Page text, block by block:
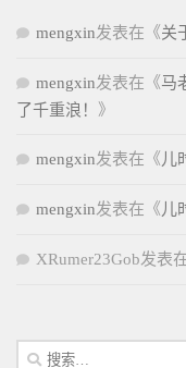
mengxin发表在《关
mengxin发表在《马
了千重浪！ 》
mengxin发表在《 儿
mengxin发表在《 儿
XRumer23Gob发表
搜